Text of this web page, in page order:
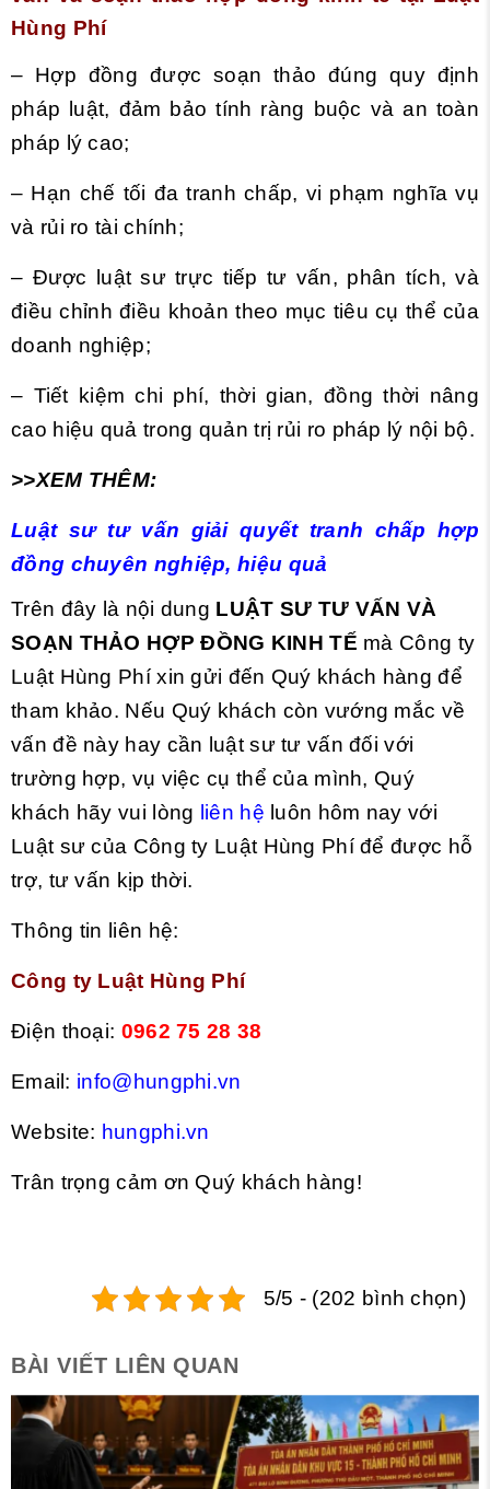
Hùng Phí
– Hợp đồng được soạn thảo đúng quy định
pháp luật, đảm bảo tính ràng buộc và an toàn
pháp lý cao;
– Hạn chế tối đa tranh chấp, vi phạm nghĩa vụ
và rủi ro tài chính;
– Được luật sư trực tiếp tư vấn, phân tích, và
điều chỉnh điều khoản theo mục tiêu cụ thể của
doanh nghiệp;
– Tiết kiệm chi phí, thời gian, đồng thời nâng
cao hiệu quả trong quản trị rủi ro pháp lý nội bộ.
>>XEM THÊM:
Luật sư tư vấn giải quyết tranh chấp hợp
đồng chuyên nghiệp, hiệu quả
Trên đây là nội dung LUẬT SƯ TƯ VẤN VÀ
SOẠN THẢO HỢP ĐỒNG KINH TẾ mà Công ty
Luật Hùng Phí xin gửi đến Quý khách hàng để
tham khảo. Nếu Quý khách còn vướng mắc về
vấn đề này hay cần luật sư tư vấn đối với
trường hợp, vụ việc cụ thể của mình, Quý
khách hãy vui lòng liên hệ luôn hôm nay với
Luật sư của Công ty Luật Hùng Phí để được hỗ
trợ, tư vấn kịp thời.
Thông tin liên hệ:
Công ty Luật Hùng Phí
Điện thoại: 0962 75 28 38
Email: info@hungphi.vn
Website: hungphi.vn
Trân trọng cảm ơn Quý khách hàng!
5/5 - (202 bình chọn)
BÀI VIẾT LIÊN QUAN